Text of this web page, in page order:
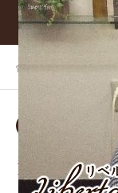
19-3_mini